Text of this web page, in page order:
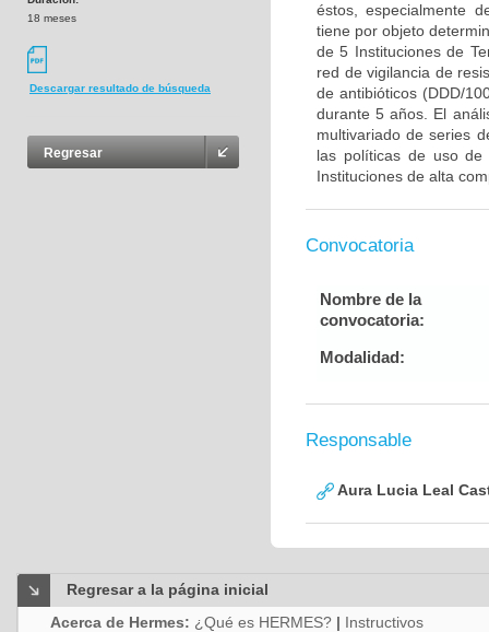
18 meses
Descargar resultado de búsqueda
Regresar
éstos, especialmente
tiene por objeto
de 5 Instituciones de
red de vigilancia de
de antibióticos (DDD/
durante 5 años. El
multivariado de series
las políticas de uso de
Instituciones de alta
Convocatoria
Nombre de la
convocatoria:
Modalidad:
Responsable
Aura Lucia Leal
Regresar a la página inicial
Acerca de Hermes: ¿Qué es HERMES? | Instructivos